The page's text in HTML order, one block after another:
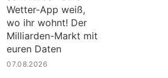
Wetter-App weiß,
wo ihr wohnt! Der
Milliarden-Markt mit
euren Daten
07.08.2026